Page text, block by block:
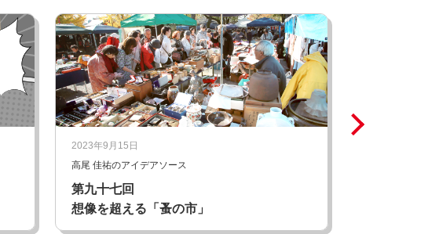
2023年9月15日
高尾 佳祐のアイデアソース
第九十七回
想像を超える「蚤の市」